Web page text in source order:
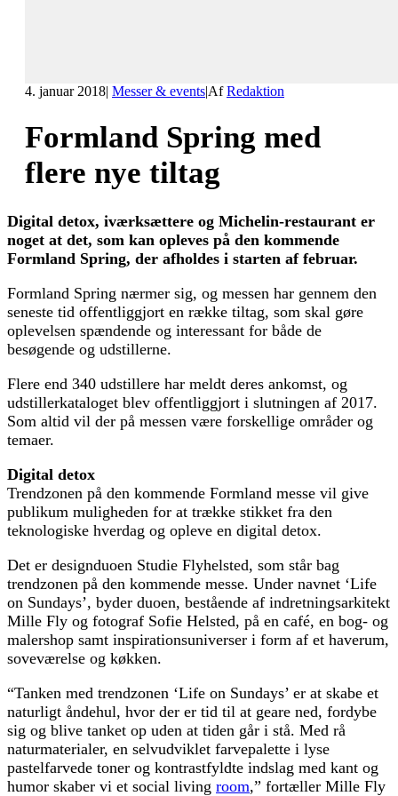
4. januar 2018| Messer & events|AfRedaktion
Formland Spring med
flere nye tiltag
Digital detox, iværksættere og Michelin-restaurant er
noget at det, som kan opleves på den kommende
Formland Spring, der afholdes i starten af februar.
Formland Spring nærmer sig, og messen har gennem den
seneste tid offentliggjort en række tiltag, som skal gøre
oplevelsen spændende og interessant for både de
besøgende og udstillerne.
Flere end 340 udstillere har meldt deres ankomst, og
udstillerkataloget blev offentliggjort i slutningen af 2017.
Som altid vil der på messen være forskellige områder og
temaer.
Digital detox
Trendzonen på den kommende Formland messe vil give
publikum muligheden for at trække stikket fra den
teknologiske hverdag og opleve en digital detox.
Det er designduoen Studie Flyhelsted, som står bag
trendzonen på den kommende messe. Under navnet ‘Life
on Sundays’, byder duoen, bestående af indretningsarkitekt
Mille Fly og fotograf Sofie Helsted, på en café, en bog- og
malershop samt inspirationsuniverser i form af et haverum,
soveværelse og køkken.
“Tanken med trendzonen ‘Life on Sundays’ er at skabe et
naturligt åndehul, hvor der er tid til at geare ned, fordybe
sig og blive tanket op uden at tiden går i stå. Med rå
naturmaterialer, en selvudviklet farvepalette i lyse
pastelfarvede toner og kontrastfyldte indslag med kant og
humor skaber vi et social living room,” fortæller Mille Fly